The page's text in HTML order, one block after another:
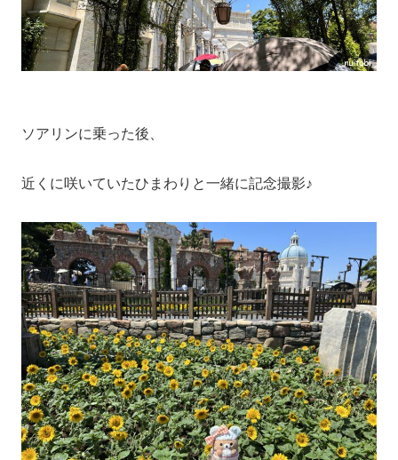
ソアリンに乗った後、
近くに咲いていたひまわりと一緒に記念撮影♪